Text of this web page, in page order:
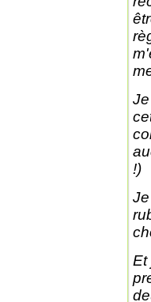
!)
Et